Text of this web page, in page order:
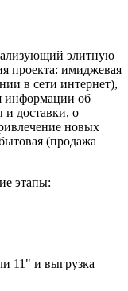
элитную
проекта: имиджевая
в сети интернет),
информации об
и доставки, о
новых
(продажа
этапы:
11" и выгрузка